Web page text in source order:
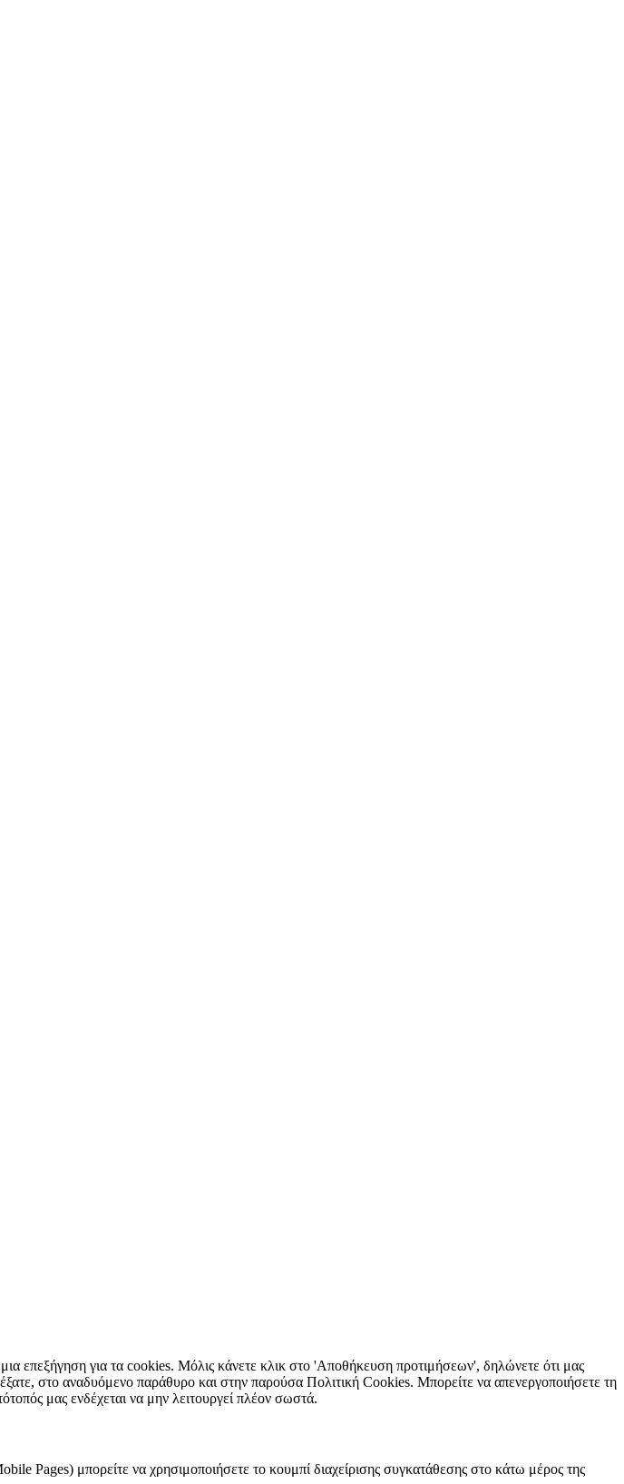
επεξήγηση για τα cookies. Μόλις κάνετε κλικ στο 'Αποθήκευση προτιμήσεων', δηλώνετε ότι μας
στο αναδυόμενο παράθυρο και στην παρούσα Πολιτική Cookies. Μπορείτε να απενεργοποιήσετε τη
μας ενδέχεται να μην λειτουργεί πλέον σωστά.
Pages) μπορείτε να χρησιμοποιήσετε το κουμπί διαχείρισης συγκατάθεσης στο κάτω μέρος της